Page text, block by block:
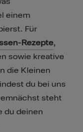
einem
Für
Rezepte,
sowie kreative
die Kleinen
du bei uns
steht
du deinen